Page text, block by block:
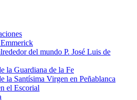
del mundo P. José Luis de
la Guardiana de la Fe
la Santísima Virgen en Peñablanca
el Escorial